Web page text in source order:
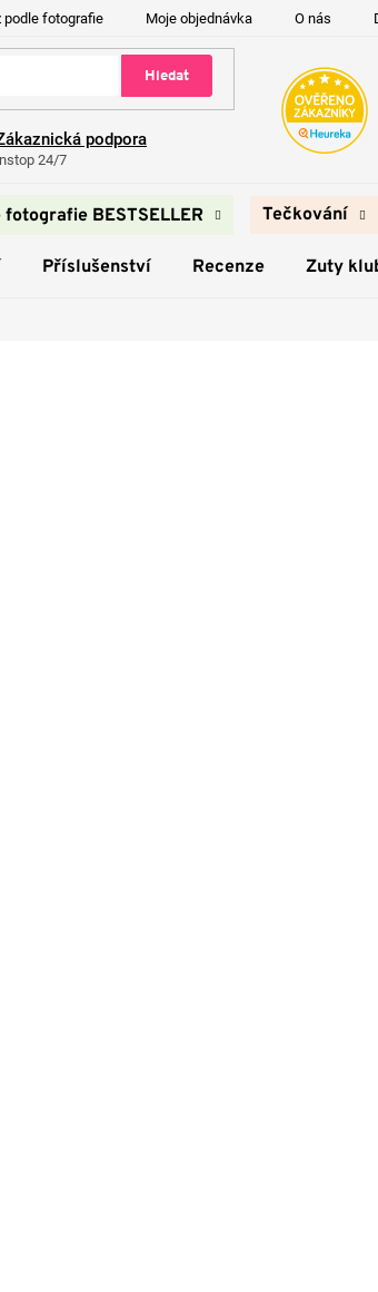
podle fotografie Moje objednávka O nás
Hledat
podpora
24/7
BESTSELLER Tečkování
Příslušenství Recenze Zuty